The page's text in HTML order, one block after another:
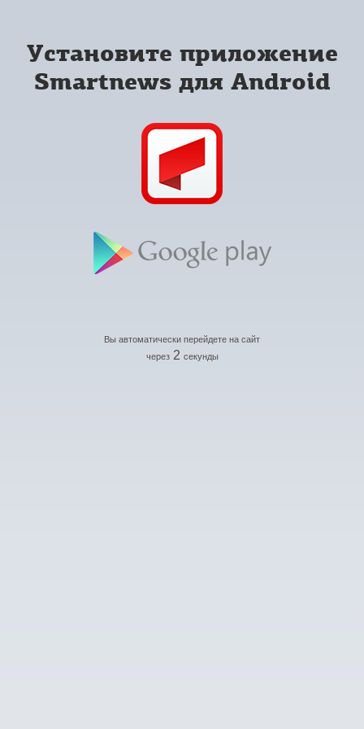
Установите приложение
Smartnews для Android
Вы автоматически перейдете на сайт
через 2 секунды